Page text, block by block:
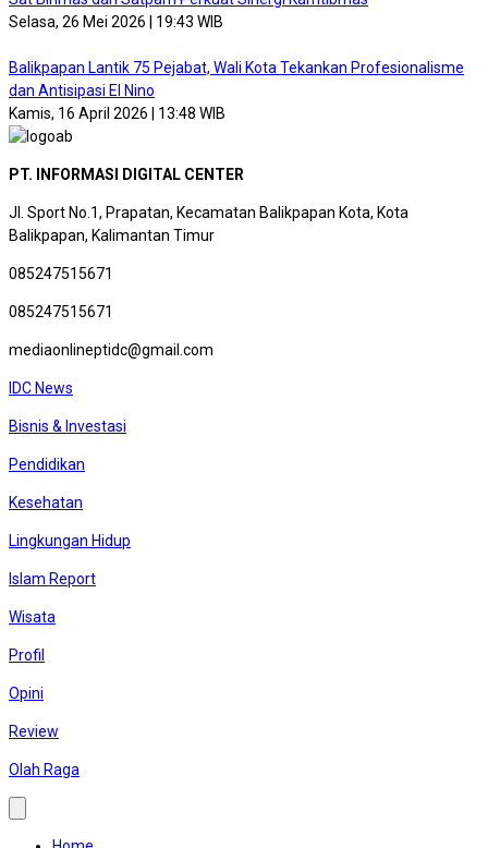
Selasa, 26 Mei 2026 | 19:43 WIB
Balikpapan Lantik 75 Pejabat, Wali Kota Tekankan Profesionalisme
dan Antisipasi El Nino
Kamis, 16 April 2026 | 13:48 WIB
PT. INFORMASI DIGITAL CENTER
Jl. Sport No.1, Prapatan, Kecamatan Balikpapan Kota, Kota
Balikpapan, Kalimantan Timur
085247515671
085247515671
mediaonlineptidc@gmail.com
IDC News
Bisnis & Investasi
Pendidikan
Kesehatan
Lingkungan Hidup
Islam Report
Wisata
Profil
Opini
Review
Olah Raga